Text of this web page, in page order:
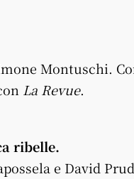
Montuschi.
La Revue.
ribelle.
e David